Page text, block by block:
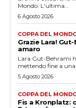
Mondo. L'ultima...
6 Agosto 2026
COPPA DEL
Grazie Lara!
amaro
Lara Gut-Behrami
mettendo fine a una
5 Agosto 2026
COPPA DEL
Fis a Kronplatz: